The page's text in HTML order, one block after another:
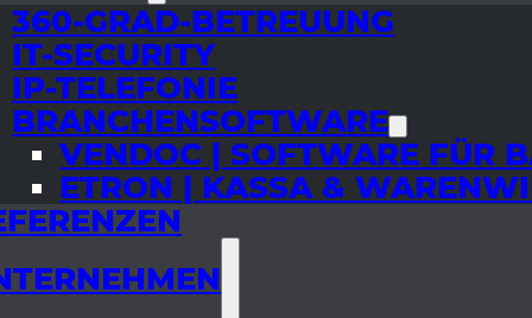
360-GRAD-BETREUUNG
IT-SECURITY
IP-TELEFONIE
BRANCHENSOFTWARE
VENDOC | SOFTWARE FÜR
ETRON | KASSA &